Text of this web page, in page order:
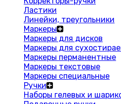
Ластики
Линейки, треугольники
Маркеры
Маркеры для дисков
Маркеры для
Маркеры перманентные
Маркеры текстовые
Маркеры специальные
Ручки
Наборы гелевых и